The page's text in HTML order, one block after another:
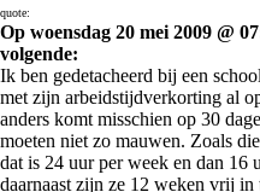
quote:
Op woensdag 20 mei 2009 @
volgende:
Ik ben gedetacheerd bij een
met zijn arbeidstijdverkorting al
anders komt misschien op 30
moeten niet zo mauwen. Zoals
dat is 24 uur per week en dan 16
daarnaast zijn ze 12 weken vrij